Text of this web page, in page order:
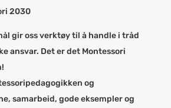
gir oss verktøy til å handle i tråd
ansvar. Det er det Montessori
og
samarbeid, gode eksempler og